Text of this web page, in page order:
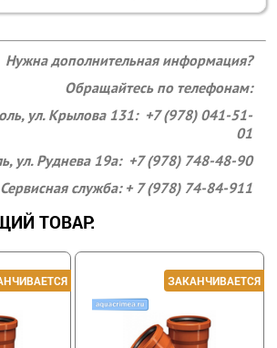
Нужна дополнительная информация?
Обращайтесь по телефонам:
ул. Крылова 131: +7 (978) 041-51-
01
ул. Руднева 19а: +7 (978) 748-48-90
Сервисная служба: + 7 (978) 74-84-911
ТОВАР: